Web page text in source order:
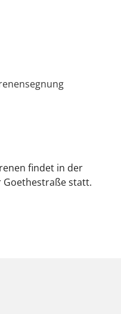
findet in der
Goethestraße statt.